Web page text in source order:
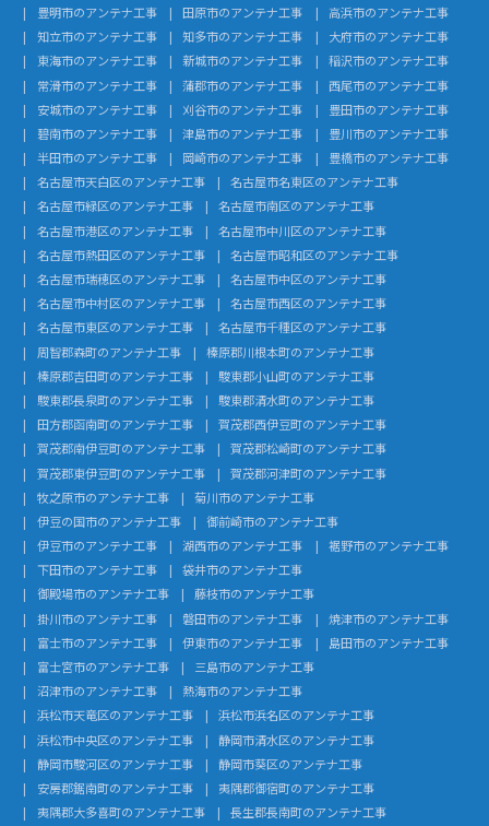
豊明市のアンテナ工事
田原市のアンテナ工事
高浜市のアンテナ工事
知立市のアンテナ工事
知多市のアンテナ工事
大府市のアンテナ工事
東海市のアンテナ工事
新城市のアンテナ工事
稲沢市のアンテナ工事
常滑市のアンテナ工事
蒲郡市のアンテナ工事
西尾市のアンテナ工事
安城市のアンテナ工事
刈谷市のアンテナ工事
豊田市のアンテナ工事
碧南市のアンテナ工事
津島市のアンテナ工事
豊川市のアンテナ工事
半田市のアンテナ工事
岡崎市のアンテナ工事
豊橋市のアンテナ工事
名古屋市天白区のアンテナ工事
名古屋市名東区のアンテナ工事
名古屋市緑区のアンテナ工事
名古屋市南区のアンテナ工事
名古屋市港区のアンテナ工事
名古屋市中川区のアンテナ工事
名古屋市熱田区のアンテナ工事
名古屋市昭和区のアンテナ工事
名古屋市瑞穂区のアンテナ工事
名古屋市中区のアンテナ工事
名古屋市中村区のアンテナ工事
名古屋市西区のアンテナ工事
名古屋市東区のアンテナ工事
名古屋市千種区のアンテナ工事
周智郡森町のアンテナ工事
榛原郡川根本町のアンテナ工事
榛原郡吉田町のアンテナ工事
駿東郡小山町のアンテナ工事
駿東郡長泉町のアンテナ工事
駿東郡清水町のアンテナ工事
田方郡函南町のアンテナ工事
賀茂郡西伊豆町のアンテナ工事
賀茂郡南伊豆町のアンテナ工事
賀茂郡松崎町のアンテナ工事
賀茂郡東伊豆町のアンテナ工事
賀茂郡河津町のアンテナ工事
牧之原市のアンテナ工事
菊川市のアンテナ工事
伊豆の国市のアンテナ工事
御前崎市のアンテナ工事
伊豆市のアンテナ工事
湖西市のアンテナ工事
裾野市のアンテナ工事
下田市のアンテナ工事
袋井市のアンテナ工事
御殿場市のアンテナ工事
藤枝市のアンテナ工事
掛川市のアンテナ工事
磐田市のアンテナ工事
焼津市のアンテナ工事
富士市のアンテナ工事
伊東市のアンテナ工事
島田市のアンテナ工事
富士宮市のアンテナ工事
三島市のアンテナ工事
沼津市のアンテナ工事
熱海市のアンテナ工事
浜松市天竜区のアンテナ工事
浜松市浜名区のアンテナ工事
浜松市中央区のアンテナ工事
静岡市清水区のアンテナ工事
静岡市駿河区のアンテナ工事
静岡市葵区のアンテナ工事
安房郡鋸南町のアンテナ工事
夷隅郡御宿町のアンテナ工事
夷隅郡大多喜町のアンテナ工事
長生郡長南町のアンテナ工事